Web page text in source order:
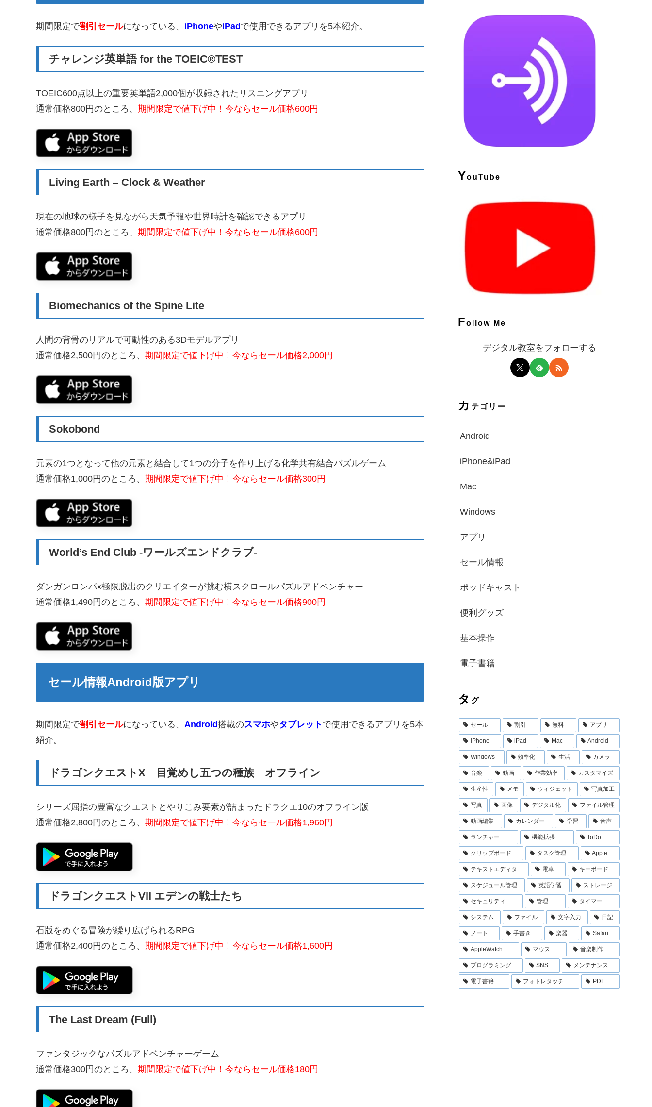
期間限定で割引セールになっている、 iPhoneやiPadで使用できるアプリを5本紹介。
チャレンジ英単語 for the TOEIC®TEST
TOEIC600点以上の重要英単語2,000個が収録されたリスニングアプリ
通常価格800円のところ、 期間限定で値下げ中！今ならセール価格600円
Living Earth – Clock & Weather
現在の地球の様子を見ながら天気予報や世界時計を確認できるアプリ
通常価格800円のところ、 期間限定で値下げ中！今ならセール価格600円
Biomechanics of the Spine Lite
人間の背骨のリアルで可動性のある3Dモデルアプリ
通常価格2,500円のところ、 期間限定で値下げ中！今ならセール価格2,000円
Sokobond
元素の1つとなって他の元素と結合して1つの分子を作り上げる化学共有結合パズルゲーム
通常価格1,000円のところ、 期間限定で値下げ中！今ならセール価格300円
World’s End Club -ワールズエンドクラブ-
ダンガンロンパx極限脱出のクリエイターが挑む横スクロールパズルアドベンチャー
通常価格1,490円のところ、 期間限定で値下げ中！今ならセール価格900円
セール情報Android版アプリ
期間限定で割引セールになっている、 Android搭載のスマホやタブレット で使用できるアプリを5本
紹介。
ドラゴンクエストX 目覚めし五つの種族 オフライン
シリーズ屈指の豊富なクエストとやりこみ要素が詰まったドラクエ10のオフライン版
通常価格2,800円のところ、 期間限定で値下げ中！今ならセール価格1,960円
ドラゴンクエストVII エデンの戦士たち
石版をめぐる冒険が繰り広げられるRPG
通常価格2,400円のところ、 期間限定で値下げ中！今ならセール価格1,600円
The Last Dream (Full)
ファンタジックなパズルアドベンチャーゲーム
通常価格300円のところ、 期間限定で値下げ中！今ならセール価格180円
YouTube
Follow Me
デジタル教室をフォローする
カ テゴリー
Android
iPhone&iPad
Mac
Windows
アプリ
セール情報
ポッドキャスト
便利グッズ
基本操作
電子書籍
タ グ
セール 割引 無料 アプリ
iPhone iPad Mac Android
Windows 効率化 生活 カメラ
音楽 動画 作業効率 カスタマイズ
生産性 メモ ウィジェット 写真加工
写真 画像 デジタル化 ファイル管理
動画編集 カレンダー 学習 音声
ランチャー 機能拡張 ToDo
クリップボード タスク管理 Apple
テキストエディタ 電卓 キーボード
スケジュール管理 英語学習 ストレージ
セキュリティ 管理 タイマー
システム ファイル 文字入力 日記
ノート 手書き 楽器 Safari
AppleWatch マウス 音楽制作
プログラミング SNS メンテナンス
電子書籍 フォトレタッチ PDF